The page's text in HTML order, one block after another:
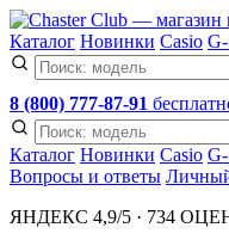
Каталог Новинки Casio
8 (800) 777-87-91
Каталог Новинки Casio
Вопросы и ответы
ЯНДЕКС 4,9/5 · 734